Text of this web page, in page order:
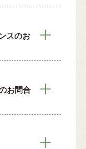
スのお
お問合